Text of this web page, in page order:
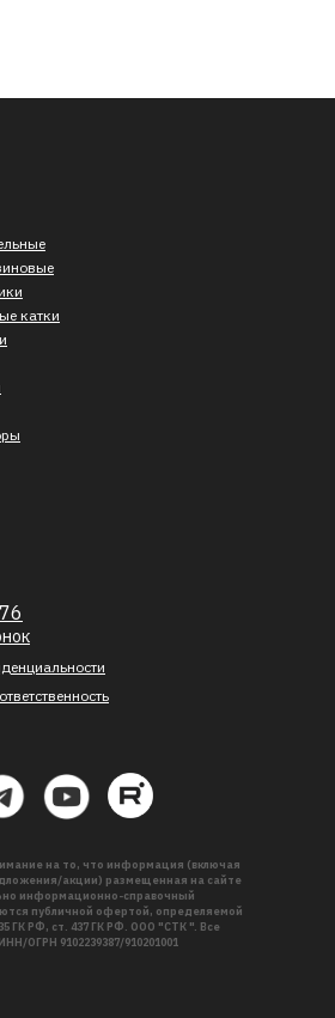
на то, что информация (включая
акции) размещенная на сайте
информационно-справочный
публичной офертой, определяемой
ГК РФ, ст. 437 ГК РФ. ООО "СТК ". Все
ОГРН 9102239387/910201001
катки